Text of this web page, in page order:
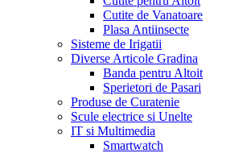
Cutite de Vanatoare
Plasa Antiinsecte
Sisteme de Irigatii
Diverse Articole Gradina
Banda pentru Altoit
Sperietori de Pasari
Produse de Curatenie
Scule electrice si Unelte
IT si Multimedia
Smartwatch